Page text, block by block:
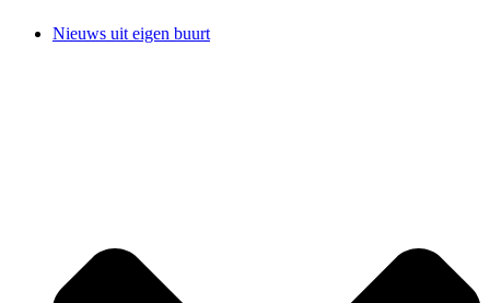
Nieuws uit eigen buurt